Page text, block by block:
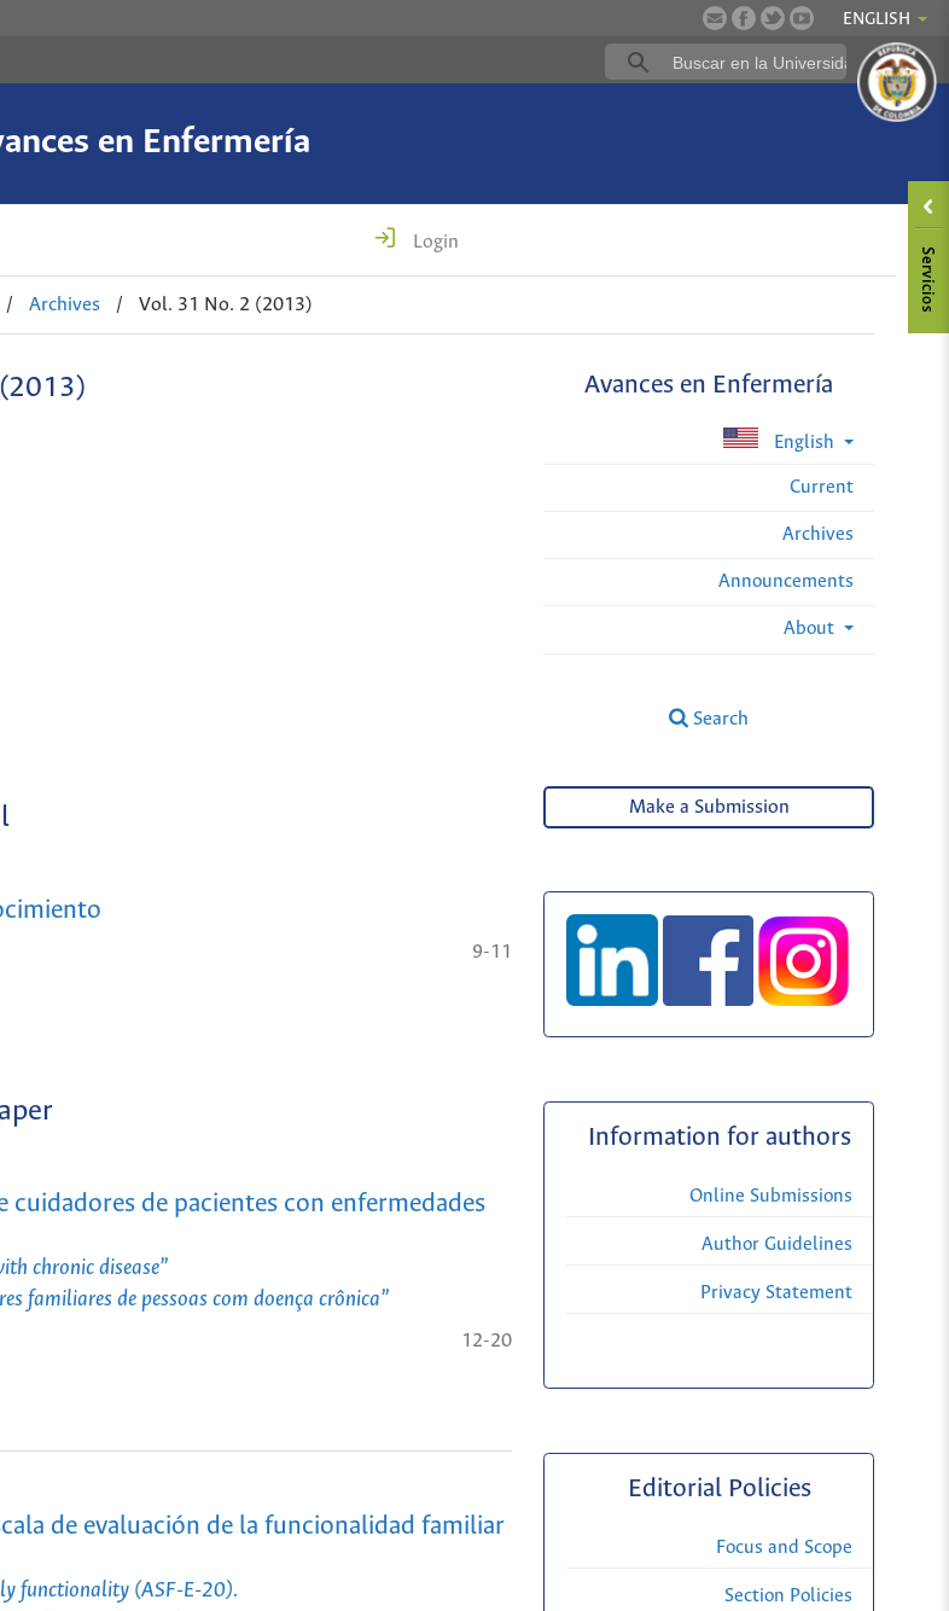
ENGLISH
en Enfermería
Login
/ Archives / Vol. 31 No. 2 (2013)
Avances en Enfermería
English
Current
Archives
Announcements
About
Search
9-11
de pacientes con enfermedades
chronic disease”
familiares de pessoas com doença crônica”
12-20
de evaluación de la funcionalidad familiar
functionality (ASF-E-20).
Make a Submission
Information for authors
Online Submissions
Author Guidelines
Privacy Statement
Editorial Policies
Focus and Scope
Section Policies